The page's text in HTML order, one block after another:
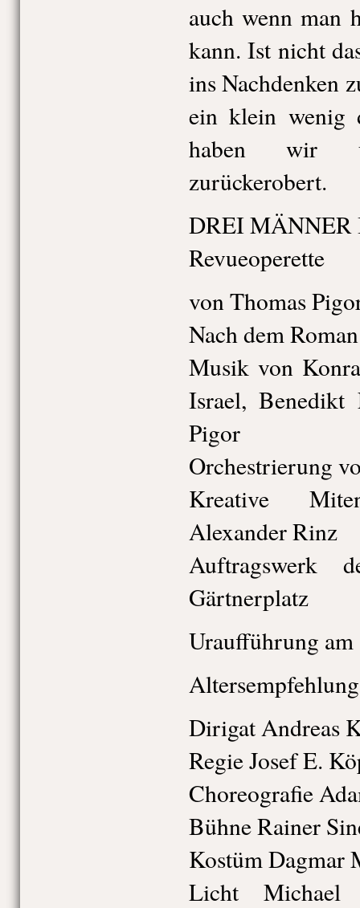
auch wenn man
kann. Ist nicht
ins Nachdenken
ein klein wenig
haben wir
zurückerobert.
DREI MÄNNER
Revueoperette
von Thomas
Nach dem
Musik von
Israel, Benedikt
Pigor
Orchestrierung
Kreative
Alexander Rinz
Auftragswerk
Gärtnerplatz
Uraufführung am
Dirigat Andreas
Regie Josef E.
Choreografie
Bühne Rainer
Kostüm Dagmar
Licht Michael